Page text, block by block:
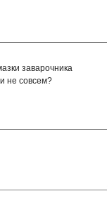
заварочника
не совсем?